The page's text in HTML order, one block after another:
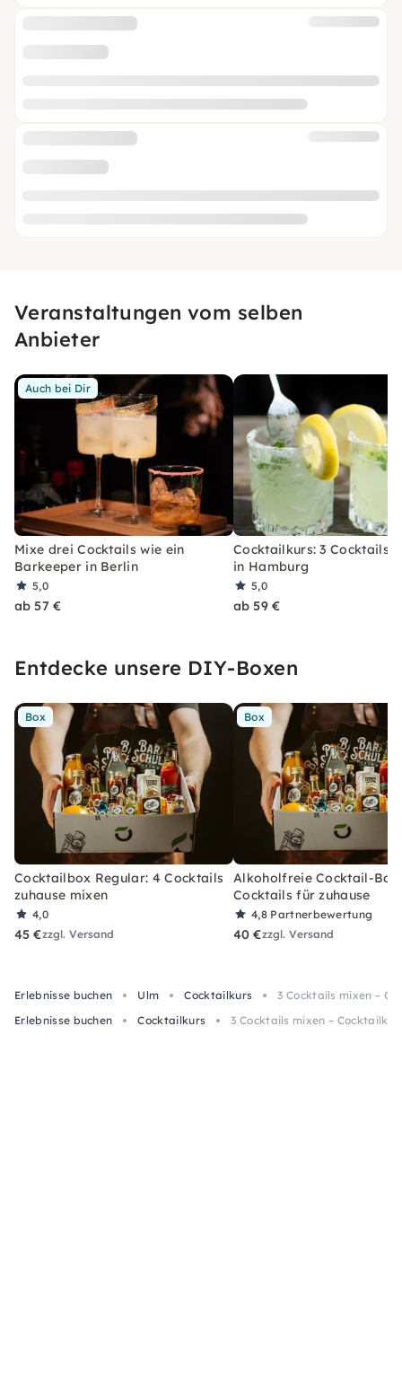
Veranstaltungen vom selben
Anbieter
Auch bei Dir
Mixe drei Cocktails wie ein
Barkeeper in Berlin
5,0
ab 57 €
Cocktailkurs: 3 Cocktails
in Hamburg
5,0
ab 59 €
Entdecke unsere DIY-Boxen
Box
Cocktailbox Regular: 4 Cocktails
zuhause mixen
4,0
45 €zzgl. Versand
Box
Alkoholfreie Cocktail-Box
Cocktails für zuhause
4,8 Partnerbewertung
40 €zzgl. Versand
Erlebnisse buchen Ulm Cocktailkurs
3 Cocktails mixen –
Erlebnisse buchen
Cocktailkurs 3 Cocktails mixen –